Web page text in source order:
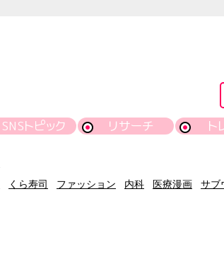
SNSトピック リサーチ ト
くら寿司 ファッション 内科 医療漫画 サブ